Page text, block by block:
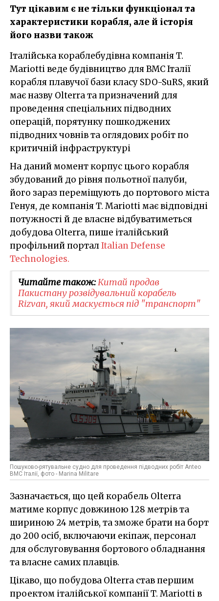
Тут цікавим є не тільки функціонал та
характеристики корабля, але й історія
його назви також
Італійська кораблебудівна компанія T.
Mariotti веде будівництво для ВМС Італії
корабля плавучої бази класу SDO-SuRS, який
має назву Olterra та призначений для
проведення спеціальних підводних
операцій, порятунку пошкоджених
підводних човнів та оглядових робіт по
критичній інфраструктурі
На даний момент корпус цього корабля
збудований до рівня польотної палуби,
його зараз переміщують до портового міста
Генуя, де компанія T. Mariotti має відповідні
потужності й де власне відбуватиметься
добудова Olterra, пише італійський
профільний порталItalian Defense
Technologies.
Читайте також:Китай продав
Пакистану розвідувальний корабель
Rizvan, який маскується під "транспорт"
Пошуково-рятувальне судно для проведення підводних робіт Anteo
ВМС Італії, фото - Marina Militare
Зазначається, що цей корабель Olterra
матиме корпус довжиною 128 метрів та
шириною 24 метрів, та зможе брати на борт
до 200 осіб, включаючи екіпаж, персонал
для обслуговування бортового обладнання
та власне самих плавців.
Цікаво, що побудова Olterra став першим
проектом італійської компанії T. Mariotti в